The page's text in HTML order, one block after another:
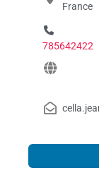
France
785642422